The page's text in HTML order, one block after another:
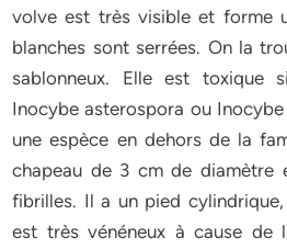
volve est très visible et forme
blanches sont serrées. On la
sablonneux. Elle est toxique
Inocybe asterospora ou Inocybe
une espèce en dehors de la
chapeau de 3 cm de diamètre
fibrilles. Il a un pied
est très vénéneux à cause de